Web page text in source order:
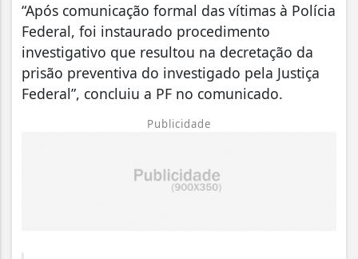
“Após comunicação formal das vítimas à Polícia
Federal, foi instaurado procedimento
investigativo que resultou na decretação da
prisão preventiva do investigado pela Justiça
Federal”, concluiu a PF no comunicado.
Publicidade